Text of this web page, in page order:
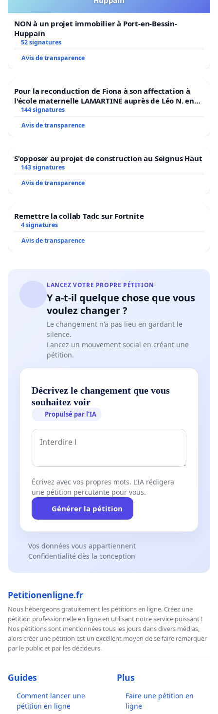
NON à un projet immobilier à Port-en-Bessin-
Huppain
52 signatures
Avis de transparence
Pour la reconduction de Fiona à son affectation à
l'école maternelle LAMARTINE auprès de Léo N. en
2026/2027
144 signatures
Avis de transparence
S'opposer au projet de construction au Seignus Haut
143 signatures
Avis de transparence
Remettre la collab Tadc sur Fortnite
4 signatures
Avis de transparence
LANCEZ VOTRE PROPRE PÉTITION
Y a-t-il quelque chose que vous
voulez changer ?
Le changement n'a pas lieu en gardant le
silence.
Lancez un mouvement social en créant une
pétition.
Décrivez le changement que vous
souhaitez voir
Propulsé par l’IA
Écrivez avec vos propres mots. L’IA rédigera
une pétition percutante pour vous.
Générer la pétition
Vos données vous appartiennent
Confidentialité dès la conception
Petitionenligne.fr
Nous hébergeons gratuitement les pétitions en ligne. Créez une
pétition professionnelle en ligne en utilisant notre service puissant !
Nos pétitions sont mentionnées tous les jours dans divers médias,
alors créer une pétition est un excellent moyen de se faire remarquer
par le public et par les décideurs.
Guides
Comment lancer une
pétition en ligne
Plus
Faire une pétition en
ligne